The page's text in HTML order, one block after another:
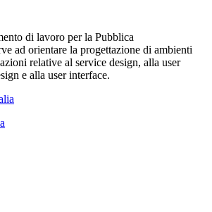
di lavoro per la Pubblica
ad orientare la progettazione di ambienti
relative al service design, alla user
e alla user interface.